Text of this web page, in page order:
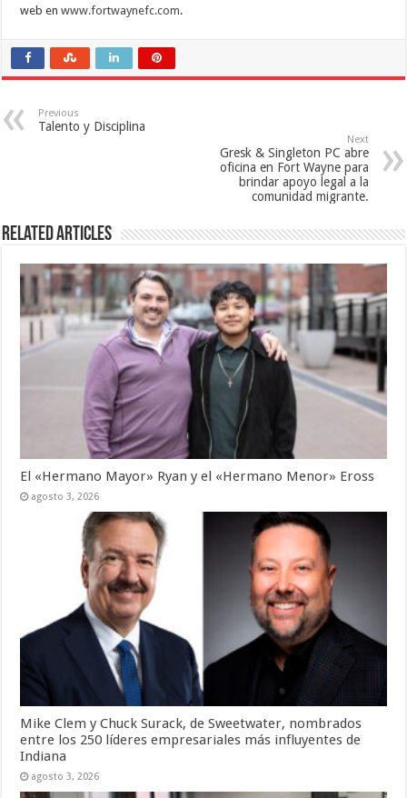
web enwww.fortwaynefc.com.
Previous
Talento y Disciplina
Next
Gresk & Singleton PC abre
oficina en Fort Wayne para
brindar apoyo legal a la
comunidad migrante.
Related Articles
El «Hermano Mayor» Ryan y el «Hermano Menor» Eross
agosto 3, 2026
Mike Clem y Chuck Surack, de Sweetwater, nombrados
entre los 250 líderes empresariales más influyentes de
Indiana
agosto 3, 2026